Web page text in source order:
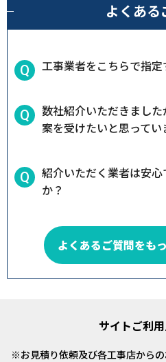
よくある
工事業者をこちらで指
数社紹介いただきまし
案を受けたいと思ってい
紹介いただく業者は安
か？
よくあるご質問をも
サイトご利
お見積り依頼及び各工事店から